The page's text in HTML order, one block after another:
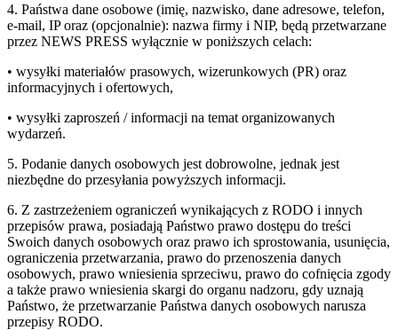
4. Państwa dane osobowe (imię, nazwisko, dane adresowe, telefon,
e-mail, IP oraz (opcjonalnie): nazwa firmy i NIP, będą przetwarzane
przez NEWS PRESS wyłącznie w poniższych celach:
• wysyłki materiałów prasowych, wizerunkowych (PR) oraz
informacyjnych i ofertowych,
• wysyłki zaproszeń / informacji na temat organizowanych
wydarzeń.
5. Podanie danych osobowych jest dobrowolne, jednak jest
niezbędne do przesyłania powyższych informacji.
6. Z zastrzeżeniem ograniczeń wynikających z RODO i innych
przepisów prawa, posiadają Państwo prawo dostępu do treści
Swoich danych osobowych oraz prawo ich sprostowania, usunięcia,
ograniczenia przetwarzania, prawo do przenoszenia danych
osobowych, prawo wniesienia sprzeciwu, prawo do cofnięcia zgody
a także prawo wniesienia skargi do organu nadzoru, gdy uznają
Państwo, że przetwarzanie Państwa danych osobowych narusza
przepisy RODO.